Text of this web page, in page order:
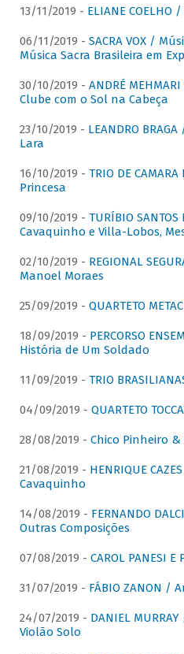
13/11/2019 - ELIANE COELHO
06/11/2019 - SACRA VOX /
Música Sacra Brasileira em
30/10/2019 - ANDRÉ
Clube com o Sol na Cabeça
23/10/2019 - LEANDRO
Lara
16/10/2019 - TRIO DE
Princesa
09/10/2019 - TURÍBIO
Cavaquinho e Villa-Lobos,
02/10/2019 - REGIONAL
Manoel Moraes
25/09/2019 - QUARTETO
18/09/2019 - PERCORSO
História de Um Soldado
11/09/2019 - TRIO
04/09/2019 - QUARTETO
28/08/2019 - Chico Pinheiro
21/08/2019 - HENRIQUE
Cavaquinho
14/08/2019 - FERNANDO
Outras Composições
07/08/2019 - CAROL PANESI E
31/07/2019 - FÁBIO ZANON /
24/07/2019 - DANIEL
Violão Solo